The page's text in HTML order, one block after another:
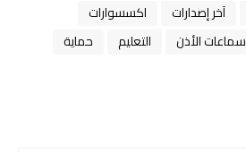
آخر إصدارات
اكسسوارات
سماعات الأذن التعليم
حماية